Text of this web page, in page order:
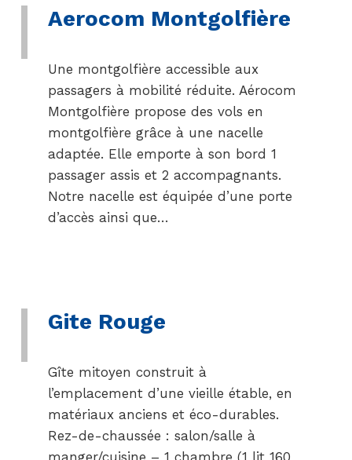
Aerocom Montgolfière
Une montgolfière accessible aux
passagers à mobilité réduite. Aérocom
Montgolfière propose des vols en
montgolfière grâce à une nacelle
adaptée. Elle emporte à son bord 1
passager assis et 2 accompagnants.
Notre nacelle est équipée d’une porte
d’accès ainsi que…
Gite Rouge
Gîte mitoyen construit à
l’emplacement d’une vieille étable, en
matériaux anciens et éco-durables.
Rez-de-chaussée : salon/salle à
manger/cuisine – 1 chambre (1 lit 160